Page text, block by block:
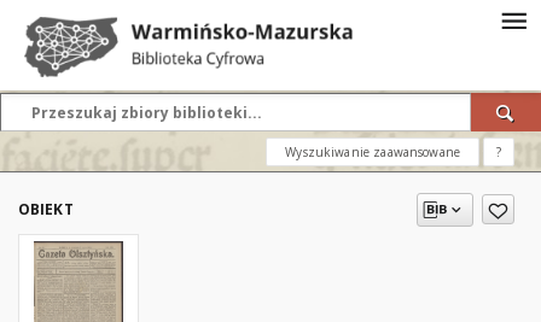
Wyszukiwanie zaawansowane ?
OBIEKT